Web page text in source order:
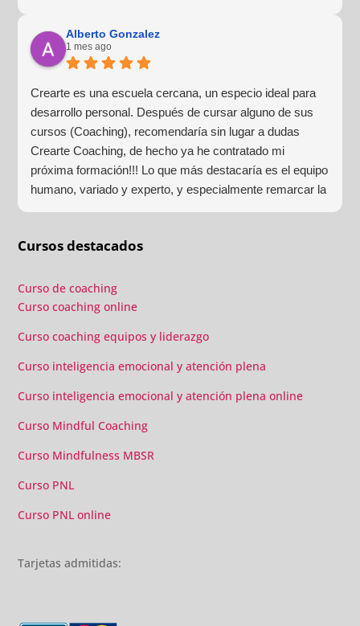
¡Para mí fue una excelente experiencia!
Alberto Gonzalez
1 mes ago
Crearte es una escuela cercana, un especio ideal para
desarrollo personal. Después de cursar alguno de sus
cursos (Coaching), recomendaría sin lugar a dudas
Crearte Coaching, de hecho ya he contratado mi
próxima formación!!! Lo que más destacaría es el equipo
humano, variado y experto, y especialmente remarcar la
añadido con multitud de formaciones, seminarios y
gran liderazgo de Beatriz Ricondo!!!
Cursos destacados
Curso de coaching
Curso coaching online
Curso coaching equipos y liderazgo
Curso inteligencia emocional y atención plena
Curso inteligencia emocional y atención plena online
Curso Mindful Coaching
Curso Mindfulness MBSR
Curso PNL
Curso PNL online
Tarjetas admitidas: